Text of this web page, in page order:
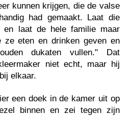
kunnen krijgen, die de valse
had gemaakt. Laat die
en laat de hele familie maar
ze eten en drinken geven en
dukaten vullen." Dat
niet echt, maar hij
elkaar.
een doek in de kamer uit op
binnen en zei tegen zijn